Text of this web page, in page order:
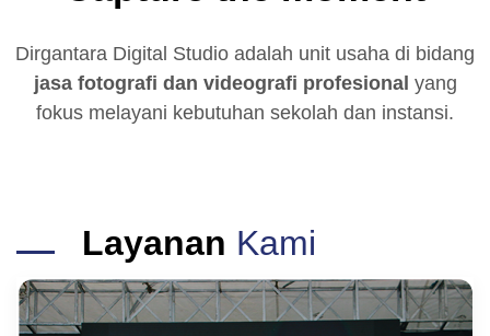
Dirgantara Digital Studio adalah unit usaha di bidang
jasa fotografi dan videografi profesional yang
fokus melayani kebutuhan sekolah dan instansi.
Layanan Kami